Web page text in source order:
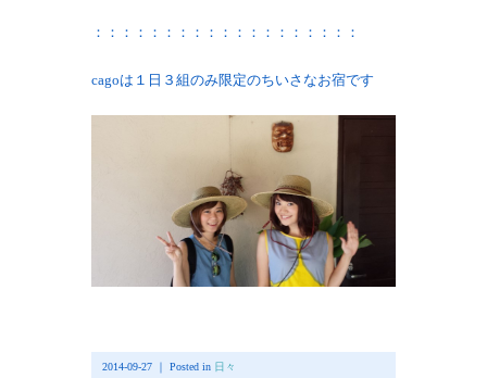
：：：：：：：：：：：：：：：：：：：
cagoは１日３組のみ限定のちいさなお宿です
2014-09-27 ｜ Posted in 日々